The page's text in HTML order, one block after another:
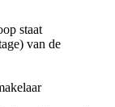
staat
van de